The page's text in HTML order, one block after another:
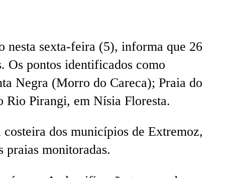
nesta sexta-feira (5), informa que 26
Os pontos identificados como
Negra (Morro do Careca); Praia do
Rio Pirangi, em Nísia Floresta.
dos municípios de Extremoz,
praias monitoradas.